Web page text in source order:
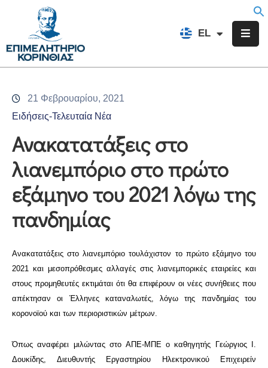
EL
FR
Επιμελητήριο
Υπηρεσίες
Προγράμματα
&
Δράσεις
Εκδηλώσεις
Επικοινωνία
21 Φεβρουαρίου, 2021
Ειδήσεις-Τελευταία Νέα
Ανακατατάξεις στο
λιανεμπόριο στο πρώτο
εξάμηνο του 2021 λόγω της
πανδημίας
Ανακατατάξεις στο λιανεμπόριο τουλάχιστον το πρώτο εξάμηνο του
2021 και μεσοπρόθεσμες αλλαγές στις λιανεμπορικές εταιρείες και
στους προμηθευτές εκτιμάται ότι θα επιφέρουν οι νέες συνήθειες που
απέκτησαν οι Έλληνες καταναλωτές, λόγω της πανδημίας του
κορονοϊού και των περιοριστικών μέτρων.
Όπως αναφέρει μιλώντας στο ΑΠΕ-ΜΠΕ ο καθηγητής Γεώργιος Ι.
Δουκίδης, Διευθυντής Εργαστηρίου Ηλεκτρονικού Επιχειρείν